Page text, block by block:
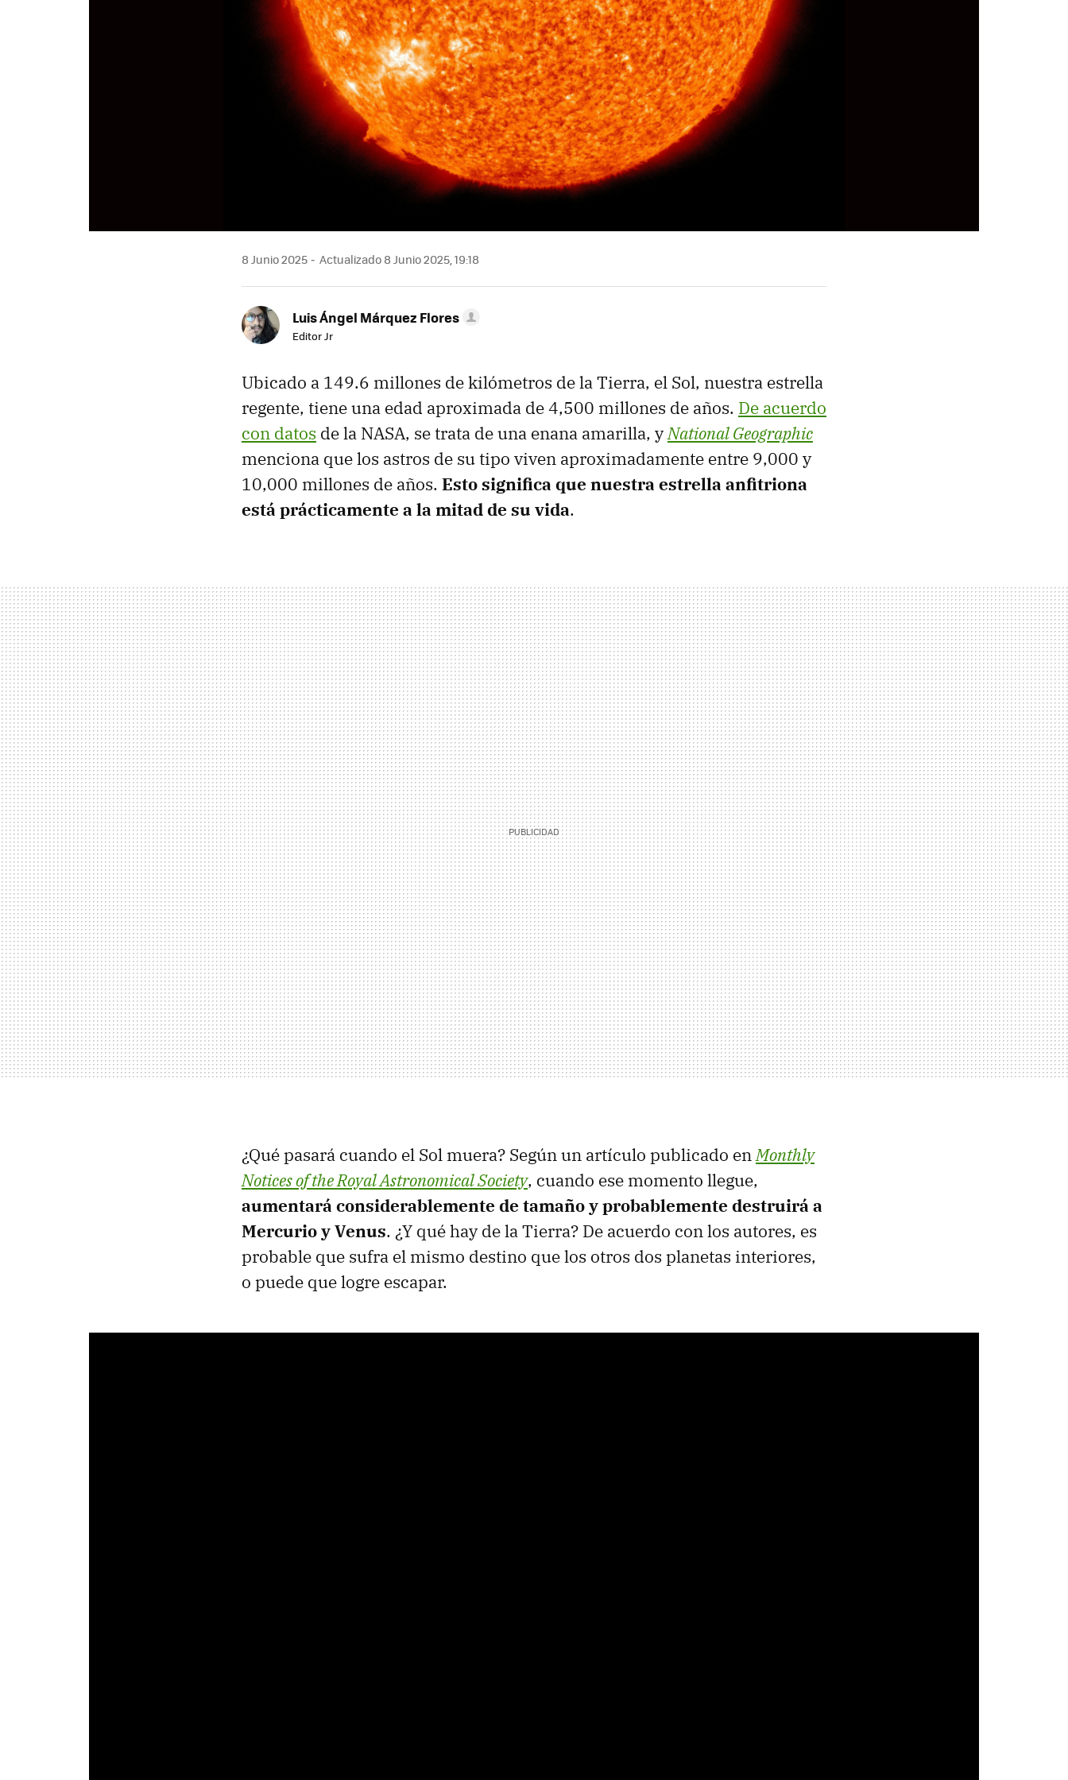
8 Junio 2025 Actualizado 8 Junio 2025, 19:18
Luis Ángel Márquez Flores
Editor Jr
Ubicado a 149.6 millones de kilómetros de la Tierra, el Sol, nuestra estrella
regente, tiene una edad aproximada de 4,500 millones de años. De acuerdo
con datos de la NASA, se trata de una enana amarilla, yNational Geographic
menciona que los astros de su tipo viven aproximadamente entre 9,000 y
10,000 millones de años. Esto significa que nuestra estrella anfitriona
está prácticamente a la mitad de su vida.
¿Qué pasará cuando el Sol muera? Según un artículo publicado enMonthly
Notices of the Royal Astronomical Society, cuando ese momento llegue,
aumentará considerablemente de tamaño y probablemente destruirá a
Mercurio y Venus. ¿Y qué hay de la Tierra? De acuerdo con los autores, es
probable que sufra el mismo destino que los otros dos planetas interiores,
o puede que logre escapar.